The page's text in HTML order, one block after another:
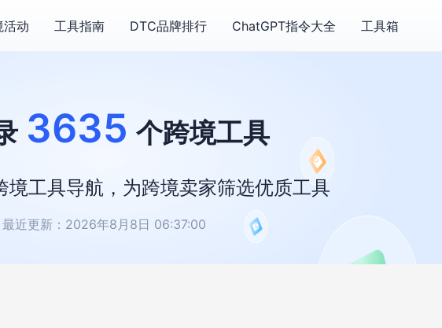
活动 工具指南 DTC品牌排行 ChatGPT指令大全 工具箱
3635 个跨境工具
境工具导航，为跨境卖家筛选优质工具
最近更新：2026年8月8日 06:37:00